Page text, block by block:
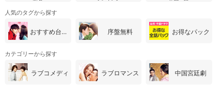
人気のタグから探す
おすすめ台湾・中国ドラマ 序盤無料 お得なパック
カテゴリーから探す
ラブコメディ ラブロマンス 中国宮廷劇